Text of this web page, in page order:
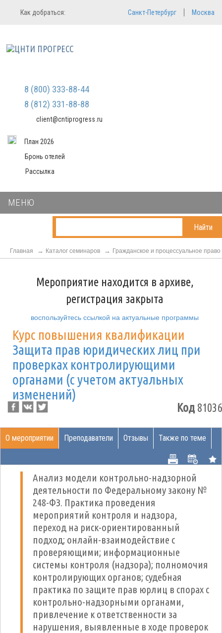
Регистрация
Мы не передаем ваши данные
третьим лицам и не рассылаем
Вход в систему
Как добраться: Санкт-Петербург Москва
8 (800) 333-88-44
8 (812) 331-88-88
client@cntiprogress.ru
План 2026
Бронь отелей
Рассылка
МЕНЮ
Найти
Главная Каталог семинаров Гражданское и процессуальное право
Мероприятие находится в архиве,
регистрация закрыта
воспользуйтесь ссылкой на актуальные программы
Курс повышения квалификации
Защита прав юридических лиц при
проверках контролирующими
органами (с учетом актуальных
изменений)
Код81036
О мероприятии Преподаватели Отзывы Также по теме
Анализ модели контрольно-надзорной
деятельности по Федеральному закону №
248-ФЗ. Практика проведения
мероприятий контроля и надзора,
переход на риск-ориентированный
подход; онлайн-взаимодействие с
проверяющими; информационные
системы контроля (надзора); полномочия
контролирующих органов; судебная
практика по защите прав юрлиц в спорах с
контрольно-надзорными органами,
привлечение к ответственности за
нарушения, выявленные в ходе проверок